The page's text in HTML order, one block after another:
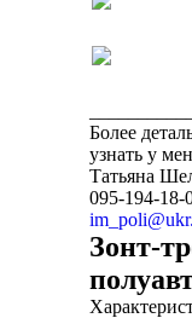
Более
узнать у
Татьяна
095-194-18-
Зонт-